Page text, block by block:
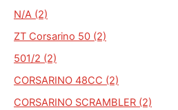
N/A (2)
ZT Corsarino 50 (2)
501/2 (2)
CORSARINO 48CC (2)
CORSARINO SCRAMBLER (2)